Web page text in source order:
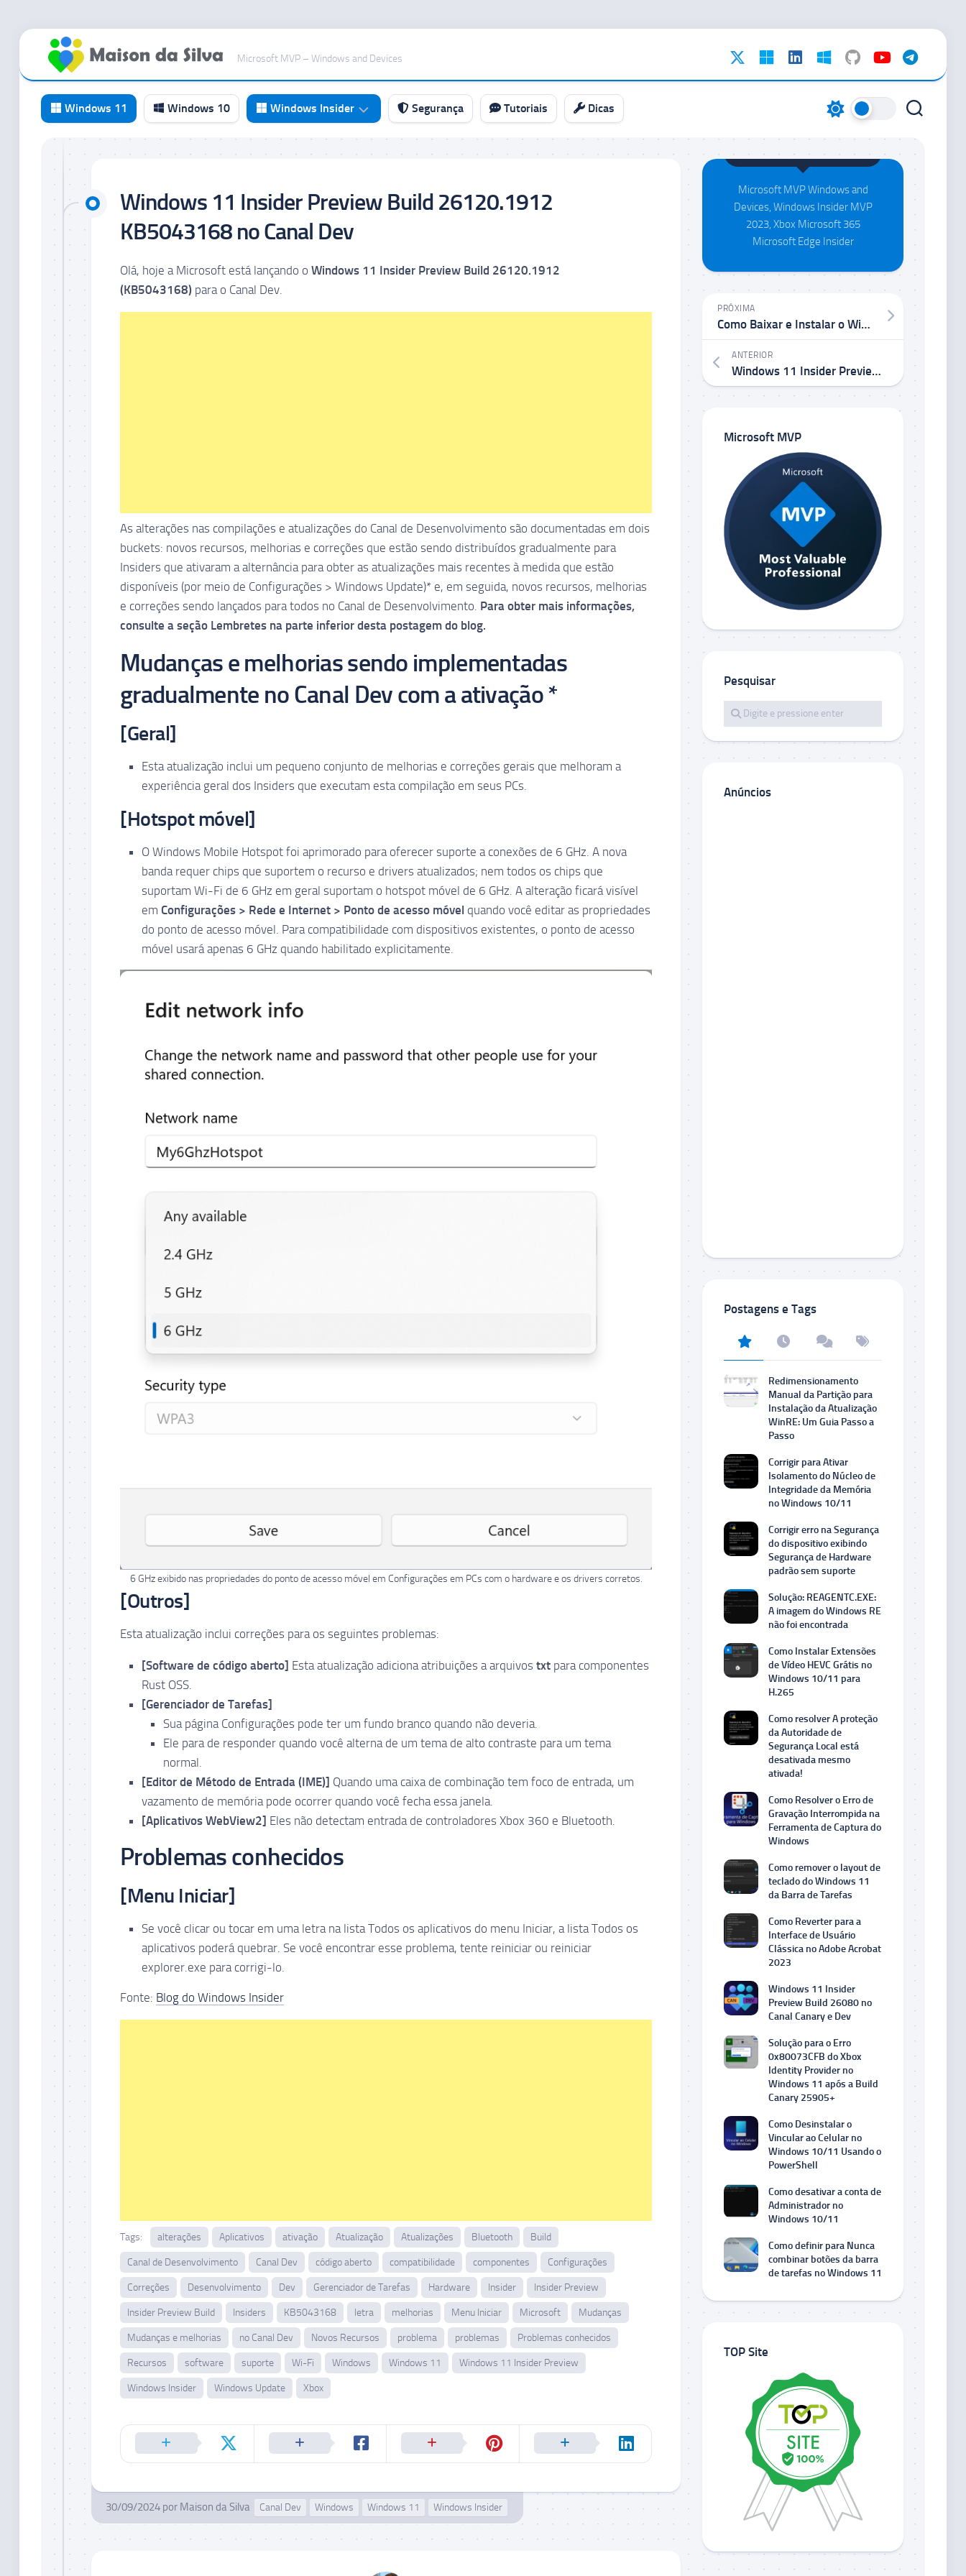
conteúdo
Microsoft MVP – Windows and Devices
Windows 11 Windows 10 Windows Insider
Canal
Canal
Canal
Canary
Segurança Tutoriais Dicas
Windows 11 Insider Preview Build 26120.1912
KB5043168 no Canal Dev
Olá, hoje a Microsoft está lançando o Windows 11 Insider Preview Build 26120.1912
(KB5043168) para o Canal Dev.
As alterações nas compilações e atualizações do Canal de Desenvolvimento são documentadas em dois
buckets: novos recursos, melhorias e correções que estão sendo distribuídos gradualmente para
Insiders que ativaram a alternância para obter as atualizações mais recentes à medida que estão
disponíveis (por meio de Configurações > Windows Update)* e, em seguida, novos recursos, melhorias
e correções sendo lançados para todos no Canal de Desenvolvimento. Para obter mais informações,
consulte a seção Lembretes na parte inferior desta postagem do blog.
Mudanças e melhorias sendo implementadas
gradualmente no Canal Dev com a ativação *
[Geral]
Esta atualização inclui um pequeno conjunto de melhorias e correções gerais que melhoram a
experiência geral dos Insiders que executam esta compilação em seus PCs.
[Hotspot móvel]
O Windows Mobile Hotspot foi aprimorado para oferecer suporte a conexões de 6 GHz. A nova
banda requer chips que suportem o recurso e drivers atualizados; nem todos os chips que
suportam Wi-Fi de 6 GHz em geral suportam o hotspot móvel de 6 GHz. A alteração ficará visível
em Configurações > Rede e Internet > Ponto de acesso móvel quando você editar as propriedades
do ponto de acesso móvel. Para compatibilidade com dispositivos existentes, o ponto de acesso
móvel usará apenas 6 GHz quando habilitado explicitamente.
6 GHz exibido nas propriedades do ponto de acesso móvel em Configurações em PCs com o hardware e os drivers corretos.
[Outros]
Esta atualização inclui correções para os seguintes problemas:
[Software de código aberto] Esta atualização adiciona atribuições a arquivos txt para componentes
Rust OSS.
[Gerenciador de Tarefas]
Sua página Configurações pode ter um fundo branco quando não deveria.
Ele para de responder quando você alterna de um tema de alto contraste para um tema
normal.
[Editor de Método de Entrada (IME)] Quando uma caixa de combinação tem foco de entrada, um
vazamento de memória pode ocorrer quando você fecha essa janela.
[Aplicativos WebView2] Eles não detectam entrada de controladores Xbox 360 e Bluetooth.
Problemas conhecidos
[Menu Iniciar]
Se você clicar ou tocar em uma letra na lista Todos os aplicativos do menu Iniciar, a lista Todos os
aplicativos poderá quebrar. Se você encontrar esse problema, tente reiniciar ou reiniciar
explorer.exe para corrigi-lo.
Fonte: Blog do Windows Insider
Tags: alterações Aplicativos ativação Atualização Atualizações Bluetooth Build
Canal de Desenvolvimento Canal Dev código aberto compatibilidade componentes Configurações
Correções Desenvolvimento Dev Gerenciador de Tarefas Hardware Insider Insider Preview
Insider Preview Build Insiders KB5043168 letra melhorias Menu Iniciar Microsoft Mudanças
Mudanças e melhorias no Canal Dev Novos Recursos problema problemas Problemas conhecidos
Recursos software suporte Wi-Fi Windows Windows 11 Windows 11 Insider Preview
Windows Insider Windows Update Xbox
30/09/2024 por Maison da Silva Canal Dev Windows Windows 11 Windows Insider
Maison da Silva
Microsoft MVP Windows and
Devices, Windows Insider MVP
2023, Xbox Microsoft 365
Microsoft Edge Insider
PRÓXIMA
Como Baixar e Instalar o Windows 11 24H2
ANTERIOR
Windows 11 Insider Preview Build 22635.4291 KB5043166 no Canal Beta
Microsoft MVP
Pesquisar
Anúncios
Postagens e Tags
Redimensionamento
Manual da Partição para
Instalação da Atualização
WinRE: Um Guia Passo a
Passo
Corrigir para Ativar
Isolamento do Núcleo de
Integridade da Memória
no Windows 10/11
Corrigir erro na Segurança
do dispositivo exibindo
Segurança de Hardware
padrão sem suporte
Solução: REAGENTC.EXE:
A imagem do Windows RE
não foi encontrada
Como Instalar Extensões
de Vídeo HEVC Grátis no
Windows 10/11 para
H.265
Como resolver A proteção
da Autoridade de
Segurança Local está
desativada mesmo
ativada!
Como Resolver o Erro de
Gravação Interrompida na
Ferramenta de Captura do
Windows
Como remover o layout de
teclado do Windows 11
da Barra de Tarefas
Como Reverter para a
Interface de Usuário
Clássica no Adobe Acrobat
2023
Windows 11 Insider
Preview Build 26080 no
Canal Canary e Dev
Solução para o Erro
0x80073CFB do Xbox
Identity Provider no
Windows 11 após a Build
Canary 25905+
Como Desinstalar o
Vincular ao Celular no
Windows 10/11 Usando o
PowerShell
Como desativar a conta de
Administrador no
Windows 10/11
Como definir para Nunca
combinar botões da barra
de tarefas no Windows 11
TOP Site